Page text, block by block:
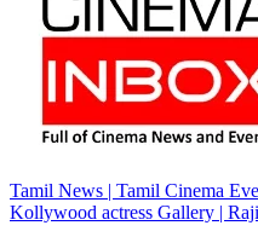
Tamil News | Tamil Cinema
Kollywood actress Gallery |